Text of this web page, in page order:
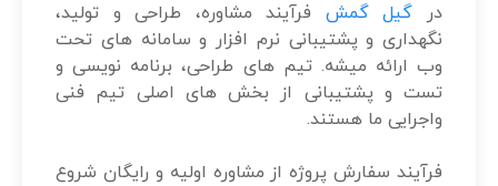
در گیل گمش فرآیند مشاوره، طراحی و تولید،
نگهداری و پشتیبانی نرم افزار و سامانه های تحت
وب ارائه میشه. تیم های طراحی، برنامه نویسی و
تست و پشتیبانی از بخش های اصلی تیم فنی
واجرایی ما هستند.
فرآیند سفارش پروژه از مشاوره اولیه و رایگان شروع